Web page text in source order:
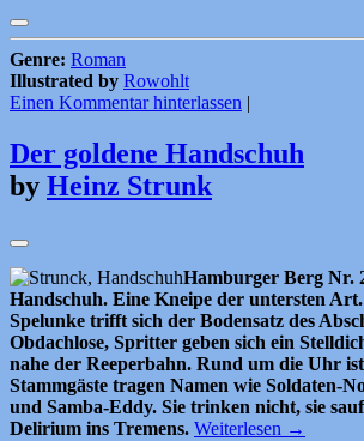
Genre: Roman
Illustrated by Rowohlt
Einen Kommentar hinterlassen |
Der goldene Handschuh
by Heinz Strunk
Hamburger Berg Nr.
Handschuh. Eine Kneipe der untersten
Spelunke trifft sich der Bodensatz des
Obdachlose, Spritter geben sich ein
nahe der Reeperbahn. Rund um die Uhr
Stammgäste tragen Namen wie Soldaten-
und Samba-Eddy. Sie trinken nicht, sie
Delirium ins Tremens. Weiterlesen →